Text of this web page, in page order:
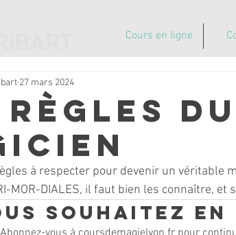
Cours en ligne
règles
27 mars 2024
à respecter pour devenir un véritable
MOR-DIALES, il faut bien les connaître, et
souhaitez